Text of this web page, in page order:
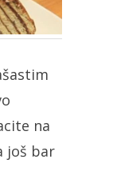
na
još bar